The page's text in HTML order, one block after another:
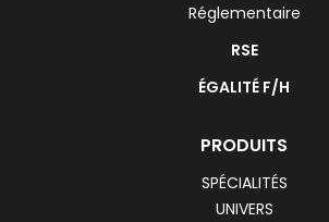
Réglementaire
RSE
ÉGALITÉ F/H
PRODUITS
SPÉCIALITÉS
UNIVERS